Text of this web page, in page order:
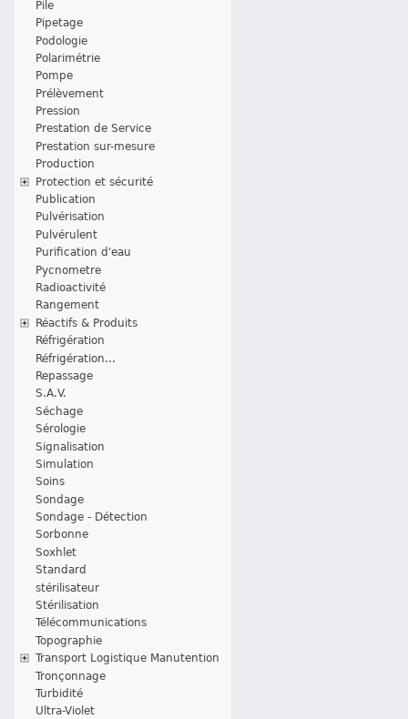
Pile
Pipetage
Podologie
Polarimétrie
Pompe
Prélèvement
Pression
Prestation de Service
Prestation sur-mesure
Production
Protection et sécurité
Publication
Pulvérisation
Pulvérulent
Purification d'eau
Pycnometre
Radioactivité
Rangement
Réactifs & Produits
Réfrigération
Réfrigération...
Repassage
S.A.V.
Séchage
Sérologie
Signalisation
Simulation
Soins
Sondage
Sondage - Détection
Sorbonne
Soxhlet
Standard
stérilisateur
Stérilisation
Télécommunications
Topographie
Transport Logistique Manutention
Tronçonnage
Turbidité
Ultra-Violet